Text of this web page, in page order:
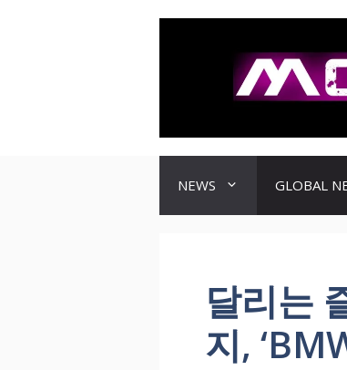
NEWS GLOBAL
달리는
지,